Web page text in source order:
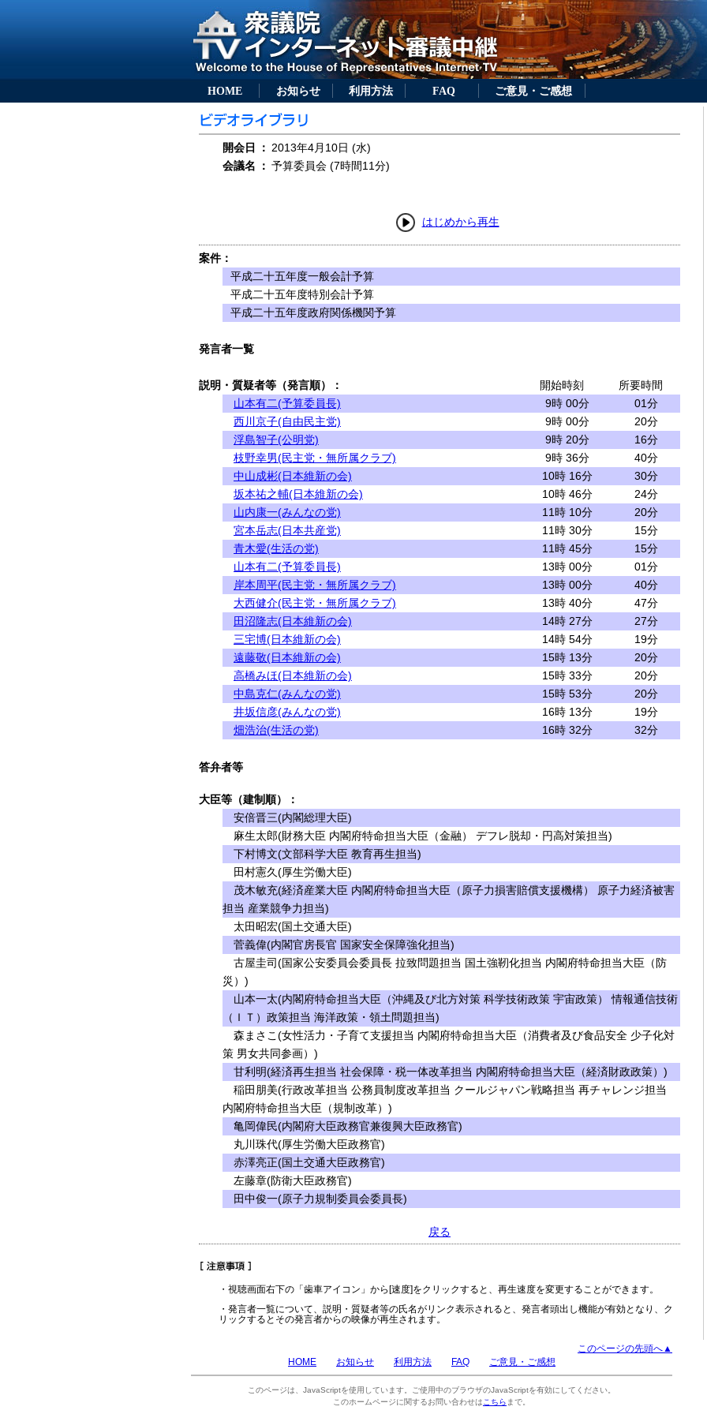
HOME お知らせ 利用方法 FAQ ご意見・ご感想
開会日 ： 2013年4月10日 (水)
会議名
： 予算委員会 (7時間11分)
はじめから再生
案件：
平成二十五年度一般会計予算
平成二十五年度特別会計予算
平成二十五年度政府関係機関予算
発言者一覧
説明・質疑者等（発言順）： 開始時刻
所要時間
山本有二(予算委員長)
9時 00分
01分
西川京子(自由民主党)
9時 00分
20分
浮島智子(公明党)
9時 20分
16分
枝野幸男(民主党・無所属クラブ)
9時 36分
40分
中山成彬(日本維新の会)
10時 16分
30分
坂本祐之輔(日本維新の会)
10時 46分
24分
山内康一(みんなの党)
11時 10分
20分
宮本岳志(日本共産党)
11時 30分
15分
青木愛(生活の党)
11時 45分
15分
山本有二(予算委員長)
13時 00分
01分
岸本周平(民主党・無所属クラブ)
13時 00分
40分
大西健介(民主党・無所属クラブ)
13時 40分
47分
田沼隆志(日本維新の会)
14時 27分
27分
三宅博(日本維新の会)
14時 54分
19分
遠藤敬(日本維新の会)
15時 13分
20分
高橋みほ(日本維新の会)
15時 33分
20分
中島克仁(みんなの党)
15時 53分
20分
井坂信彦(みんなの党)
16時 13分
19分
畑浩治(生活の党)
16時 32分 32分
答弁者等
大臣等（建制順）：
安倍晋三(内閣総理大臣)
麻生太郎(財務大臣 内閣府特命担当大臣（金融） デフレ脱却・円高対策担当)
下村博文(文部科学大臣 教育再生担当)
田村憲久(厚生労働大臣)
茂木敏充(経済産業大臣 内閣府特命担当大臣（原子力損害賠償支援機構） 原子力経済被害
担当 産業競争力担当)
太田昭宏(国土交通大臣)
菅義偉(内閣官房長官 国家安全保障強化担当)
古屋圭司(国家公安委員会委員長 拉致問題担当 国土強靭化担当 内閣府特命担当大臣（防
災）)
山本一太(内閣府特命担当大臣（沖縄及び北方対策 科学技術政策 宇宙政策） 情報通信技術
（ＩＴ）政策担当 海洋政策・領土問題担当)
森まさこ(女性活力・子育て支援担当 内閣府特命担当大臣（消費者及び食品安全 少子化対
策 男女共同参画）)
甘利明(経済再生担当 社会保障・税一体改革担当 内閣府特命担当大臣（経済財政政策）)
稲田朋美(行政改革担当 公務員制度改革担当 クールジャパン戦略担当 再チャレンジ担当
内閣府特命担当大臣（規制改革）)
亀岡偉民(内閣府大臣政務官兼復興大臣政務官)
丸川珠代(厚生労働大臣政務官)
赤澤亮正(国土交通大臣政務官)
左藤章(防衛大臣政務官)
田中俊一(原子力規制委員会委員長)
戻る
・視聴画面右下の「歯車アイコン」から[速度]をクリックすると、再生速度を変更することができます。
・発言者一覧について、説明・質疑者等の氏名がリンク表示されると、発言者頭出し機能が有効となり、ク
リックするとその発言者からの映像が再生されます。
このページの先頭へ▲
HOME
お知らせ 利用方法 FAQ ご意見・ご感想
このページは、JavaScriptを使用しています。ご使用中のブラウザのJavaScriptを有効にしてください。
このホームページに関するお問い合わせは こちら まで。